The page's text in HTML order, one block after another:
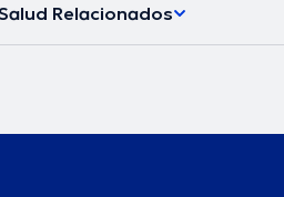
Relacionados